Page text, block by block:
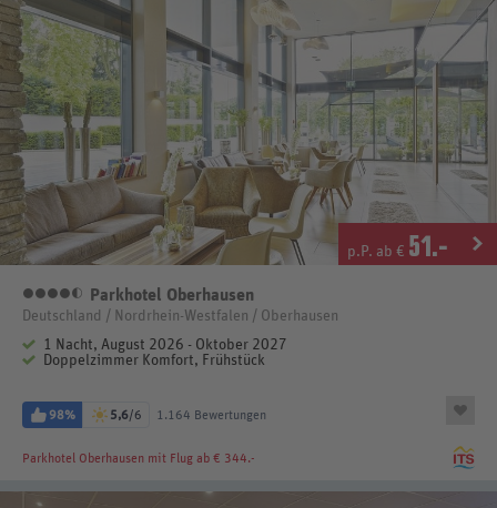
p.P. ab € 51.-
4,5 Sterne
Parkhotel Oberhausen
Deutschland / Nordrhein-Westfalen / Oberhausen
1 Nacht, August 2026 - Oktober 2027
Doppelzimmer Komfort, Frühstück
98% 5,6/6 1.164 Bewertungen
Parkhotel Oberhausen mit Flug ab € 344.-